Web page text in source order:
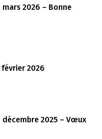
2026 – Bonne
2026
2025 – Vœux